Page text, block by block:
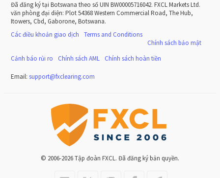
Đã đăng ký tại Botswana theo số UIN BW00005716042. FXCL Markets Ltd.
văn phòng đại diện: Plot 54368 Western Commercial Road, The Hub,
Itowers, Cbd, Gaborone, Botswana.
Các điều khoản giao dịch
Terms and Conditions
Chính sách bảo mật
Cảnh báo rủi ro
Chính sách AML Chính sách hoàn tiền
Email:support@fxclearing.com
© 2006-2026 Tập đoàn FXCL. Đã đăng ký bản quyền.